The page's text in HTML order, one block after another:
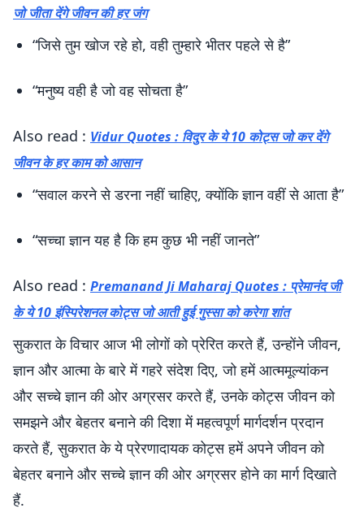
जो जीता देंगे जीवन की हर जंग
“जिसे तुम खोज रहे हो, वही तुम्हारे भीतर पहले से है”
“मनुष्य वही है जो वह सोचता है”
Also read : Vidur Quotes : विदुर के ये 10 कोट्स जो कर देंगे
जीवन के हर काम को आसान
“सवाल करने से डरना नहीं चाहिए, क्योंकि ज्ञान वहीं से आता है”
“सच्चा ज्ञान यह है कि हम कुछ भी नहीं जानते”
Also read : Premanand Ji Maharaj Quotes : प्रेमानंद जी
के ये 10 इंस्पिरेशनल कोट्स जो आती हुई गुस्सा को करेगा शांत
सुकरात के विचार आज भी लोगों को प्रेरित करते हैं, उन्होंने जीवन,
ज्ञान और आत्मा के बारे में गहरे संदेश दिए, जो हमें आत्ममूल्यांकन
और सच्चे ज्ञान की ओर अग्रसर करते हैं, उनके कोट्स जीवन को
समझने और बेहतर बनाने की दिशा में महत्वपूर्ण मार्गदर्शन प्रदान
करते हैं, सुकरात के ये प्रेरणादायक कोट्स हमें अपने जीवन को
बेहतर बनाने और सच्चे ज्ञान की ओर अग्रसर होने का मार्ग दिखाते
हैं.